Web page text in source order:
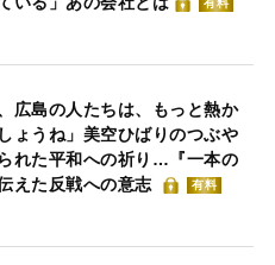
有料
広島の人たちは、もっと熱か
ょうね」美空ひばりのつぶや
れた平和への祈り…『一本の
えた反戦への意志
有料